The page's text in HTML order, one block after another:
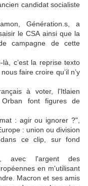
candidat socialiste
Génération.s, a
le CSA ainsi que la
campagne de cette
c’est la reprise texto
faire croire qu’il n’y
à voter, l'Itlaien
font figures de
: agir ou ignorer ?",
: union ou division
ce clip, sur fond
avec l'argent des
en m'utilisant
Macron et ses amis